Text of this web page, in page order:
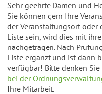
Sehr geehrte Damen und
Sie können gern Ihre
der Veranstaltungsort oder
Liste sein, wird dies mit
nachgetragen. Nach
Liste ergänzt und ist dann
verfügbar! Bitte denken
bei der
Ihre Mitarbeit.